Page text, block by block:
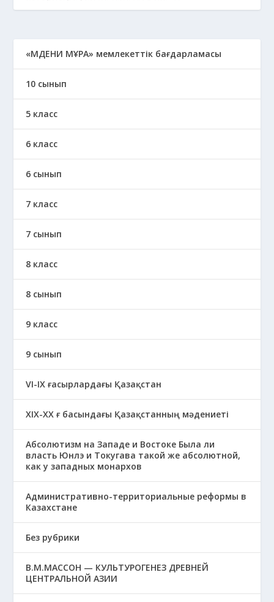
«МӘДЕНИ МҰРА» мемлекеттік бағдарламасы
10 сынып
5 класс
6 класс
6 сынып
7 класс
7 сынып
8 класс
8 сынып
9 класс
9 сынып
VI-IX ғасырлардағы Қазақстан
XIХ-XX ғ басындағы Қазақстанның мәдениеті
Абсолютизм на Западе и Востоке Была ли
власть Юнлэ и Токугава такой же абсолютной,
как у западных монархов
Административно-территориальные реформы в
Казахстане
Без рубрики
В.М.МАССОН — КУЛЬТУРОГЕНЕЗ ДРЕВНЕЙ
ЦЕНТРАЛЬНОЙ АЗИИ